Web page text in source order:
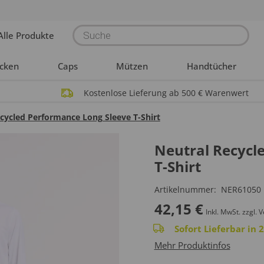
Produkte Products
search
Caps Mützen Handtücher
Kostenlose Lieferung ab 500 € Warenwert
Performance Long Sleeve T-Shirt
Neutral
T-Shirt
Artikelnummer: NER61050
42,15 € Inkl. MwSt. zzgl.
Sofort Lieferbar in
Mehr Produktinfos